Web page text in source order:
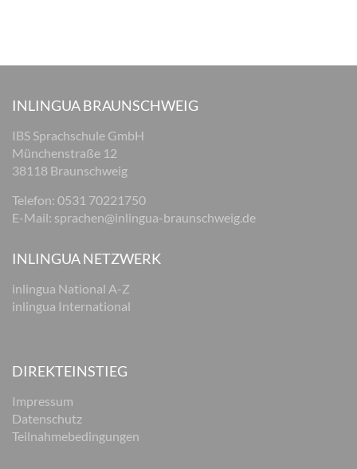
INLINGUA BRAUNSCHWEIG
IBS Sprachschule GmbH
Münchenstraße 12
38118 Braunschweig
Telefon: 0531 70221750
E-Mail: sprachen@inlingua-braunschweig.de
INLINGUA NETZWERK
inlingua National A-Z
inlingua International
DIREKTEINSTIEG
Impressum
Datenschutz
Teilnahmebedingungen